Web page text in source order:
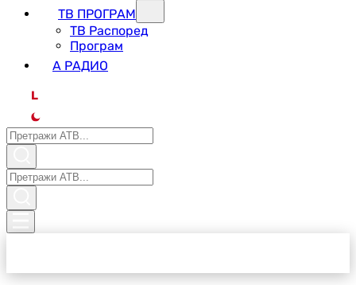
ТВ ПРОГРАМ
ТВ Распоред
Програм
А РАДИО
L